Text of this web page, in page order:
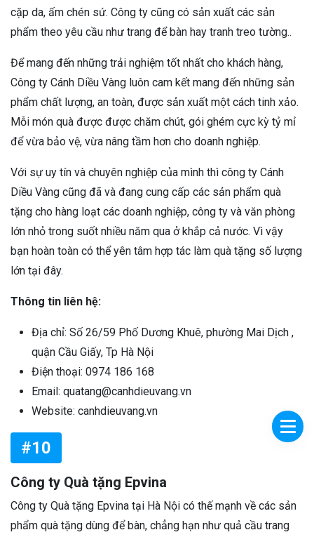
cặp da, ấm chén sứ. Công ty cũng có sản xuất các sản
phẩm theo yêu cầu như trang để bàn hay tranh treo tường..
Để mang đến những trải nghiệm tốt nhất cho khách hàng,
Công ty Cánh Diều Vàng luôn cam kết mang đến những sản
phẩm chất lượng, an toàn, được sản xuất một cách tinh xảo.
Mỗi món quà được được chăm chút, gói ghém cực kỳ tỷ mỉ
để vừa bảo vệ, vừa nâng tầm hơn cho doanh nghiệp.
Với sự uy tín và chuyên nghiệp của mình thì công ty Cánh
Diều Vàng cũng đã và đang cung cấp các sản phẩm quà
tặng cho hàng loạt các doanh nghiệp, công ty và văn phòng
lớn nhỏ trong suốt nhiều năm qua ở khắp cả nước. Vì vậy
bạn hoàn toàn có thể yên tâm hợp tác làm quà tặng số lượng
lớn tại đây.
Thông tin liên hệ:
Địa chỉ: Số 26/59 Phố Dương Khuê, phường Mai Dịch ,
quận Cầu Giấy, Tp Hà Nội
Điện thoại: 0974 186 168
Email: quatang@canhdieuvang.vn
Website: canhdieuvang.vn
#10
Công ty Quà tặng Epvina
Công ty Quà tặng Epvina tại Hà Nội có thế mạnh về các sản
phẩm quà tặng dùng để bàn, chẳng hạn như quả cầu trang